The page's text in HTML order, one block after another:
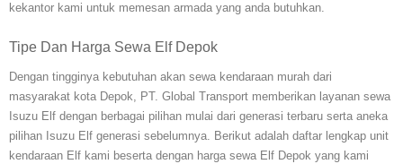
kekantor kami untuk memesan armada yang anda butuhkan.
Tipe Dan Harga Sewa Elf Depok
Dengan tingginya kebutuhan akan sewa kendaraan murah dari
masyarakat kota Depok, PT. Global Transport memberikan layanan sewa
Isuzu Elf dengan berbagai pilihan mulai dari generasi terbaru serta aneka
pilihan Isuzu Elf generasi sebelumnya. Berikut adalah daftar lengkap unit
kendaraan Elf kami beserta dengan harga sewa Elf Depok yang kami